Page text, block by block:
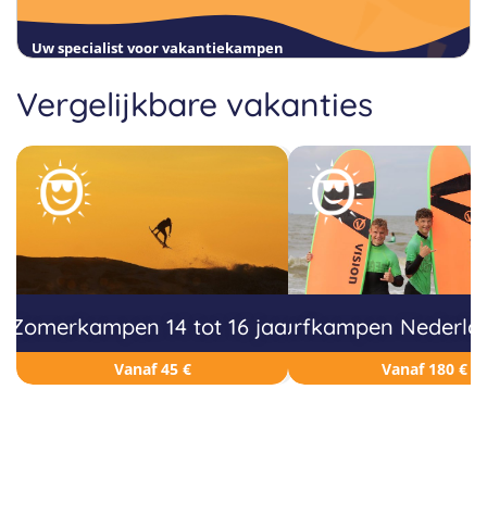
Uw specialist voor vakantiekampen
Vergelijkbare vakanties
Zomerkampen 14 tot 16 jaar
Vanaf 45 €
Surfkampen
Vanaf 180 €